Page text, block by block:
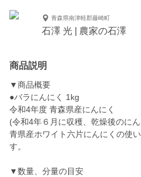
青森県南津軽郡藤崎町
石澤 光 | 農家の石澤
商品説明
▼商品概要
●バラにんにく 1kg
令和4年度 青森県産にんにく
(令和4年６月に収穫、乾燥後のに
青県産ホワイト六片にんにくの使
す。
▼数量、分量の目安